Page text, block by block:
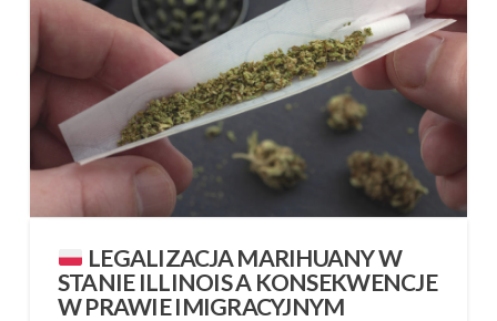
LEGALIZACJA MARIHUANY W
STANIE ILLINOIS A KONSEKWENCJE
W PRAWIE IMIGRACYJNYM